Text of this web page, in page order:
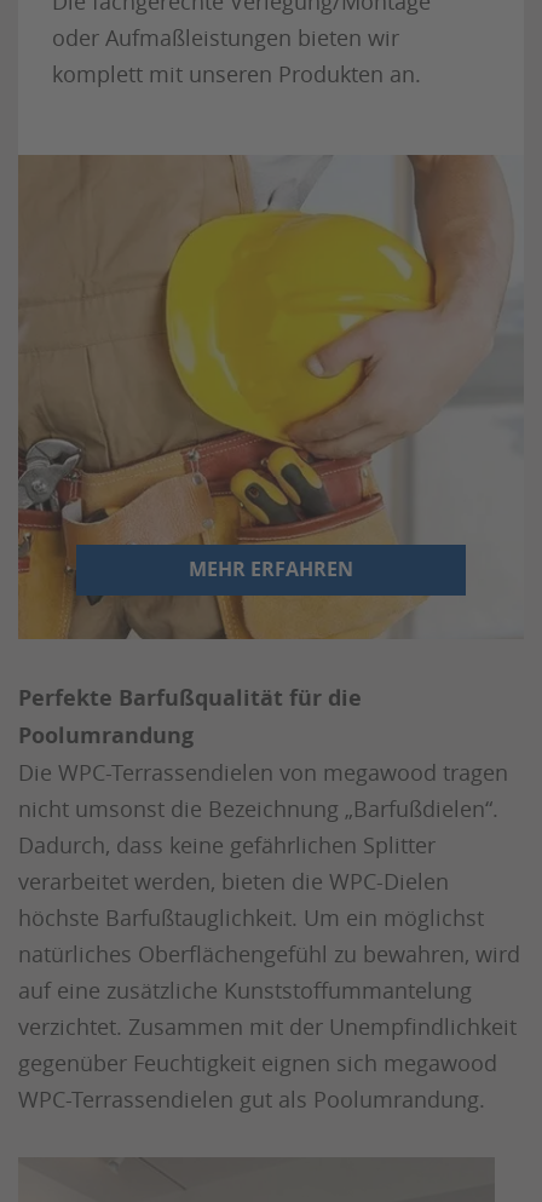
oder Aufmaßleistungen bieten wir
komplett mit unseren Produkten an.
MEHR ERFAHREN
Perfekte Barfußqualität für die
Poolumrandung
Die WPC-Terrassendielen von megawood tragen
nicht umsonst die Bezeichnung „Barfußdielen“.
Dadurch, dass keine gefährlichen Splitter
verarbeitet werden, bieten die WPC-Dielen
höchste Barfußtauglichkeit. Um ein möglichst
natürliches Oberflächengefühl zu bewahren, wird
auf eine zusätzliche Kunststoffummantelung
verzichtet. Zusammen mit der Unempfindlichkeit
gegenüber Feuchtigkeit eignen sich megawood
WPC-Terrassendielen gut als Poolumrandung.